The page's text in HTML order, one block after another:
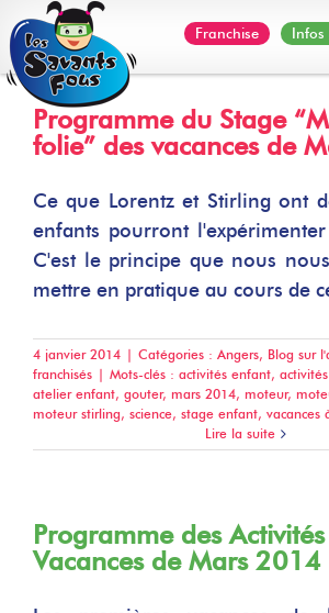
Skip
to
content
Infos
Franchise
Programme du Stage
folie” des vacances de
Ce que Lorentz et Stirling ont
enfants pourront
C'est le principe que nous
mettre en pratique au cours de
4 janvier 2014 | Catégories : Angers, Blog sur
franchisés | Mots-clés : activités enfant,
atelier enfant, gouter, mars 2014, moteur,
moteur stirling, science, stage enfant, vacances
Lire la suite
Programme des
Vacances de Mars